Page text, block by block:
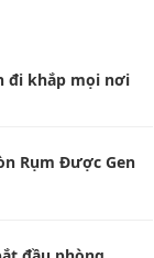
đi khắp mọi nơi
Rụm Được Gen